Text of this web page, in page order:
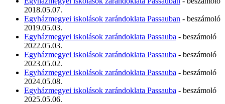
2018.05.07.
Egyházmegyei iskolások zarándoklata Passauban - beszámoló
2019.05.03.
Egyházmegyei iskolások zarándoklata Passauba - beszámoló
2022.05.03.
Egyházmegyei iskolások zarándoklata Passauba - beszámoló
2023.05.02.
Egyházmegyei iskolások zarándoklata Passauba - beszámoló
2024.05.08.
Egyházmegyei iskolások zarándoklata Passauba - beszámoló
2025.05.06.